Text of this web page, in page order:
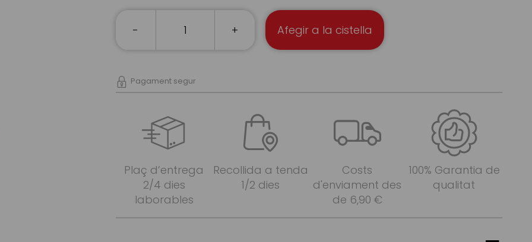
- + Afegir a la cistella
Pagament segur
Plaç d’entrega
2/4 dies
laborables
Recollida a tenda
1/2 dies
Costs
d'enviament des
de 6,90 €
100% Garantia de
qualitat